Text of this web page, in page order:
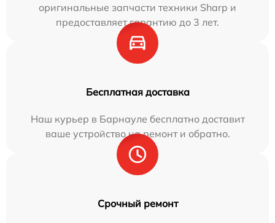
оригинальные запчасти техники Sharp и
предоставляет гарантию до 3 лет.
Бесплатная доставка
Наш курьер в Барнауле бесплатно доставит
ваше устройство на ремонт и обратно.
Срочный ремонт